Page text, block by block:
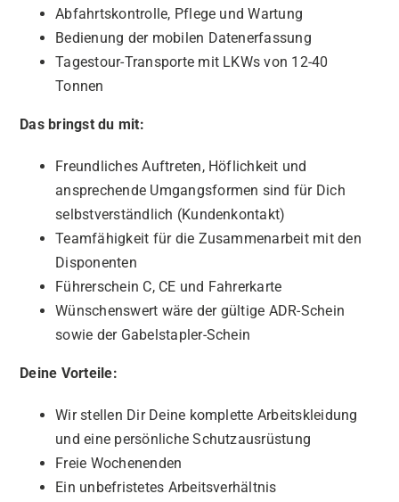
Abfahrtskontrolle, Pflege und Wartung
Bedienung der mobilen Datenerfassung
Tagestour-Transporte mit LKWs von 12-40
Tonnen
Das bringst du mit:
Freundliches Auftreten, Höflichkeit und
ansprechende Umgangsformen sind für Dich
selbstverständlich (Kundenkontakt)
Teamfähigkeit für die Zusammenarbeit mit den
Disponenten
Führerschein C, CE und Fahrerkarte
Wünschenswert wäre der gültige ADR-Schein
sowie der Gabelstapler-Schein
Deine Vorteile:
Wir stellen Dir Deine komplette Arbeitskleidung
und eine persönliche Schutzausrüstung
Freie Wochenenden
Ein unbefristetes Arbeitsverhältnis